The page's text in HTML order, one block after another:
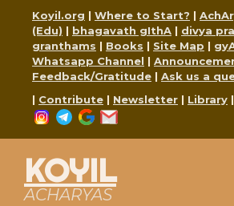
content
Koyil.org | Where to Start? |
(Edu) | bhagavath gIthA | divya
granthams | Books | Site Map |
Whatsapp Channel |
Feedback/Gratitude | Ask us a
| Contribute | Newsletter | Library |
Instagram
Telegram
Google
KOYIL
ACHARYAS